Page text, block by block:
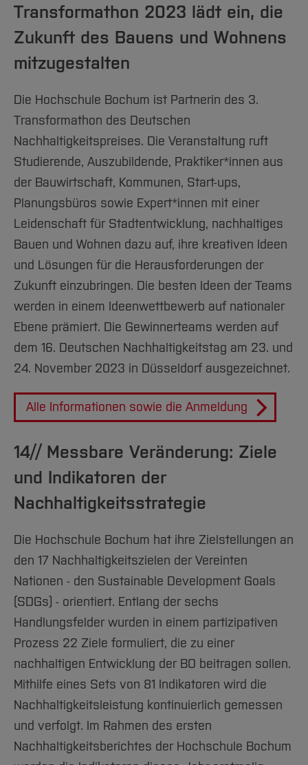
Transformathon 2023 lädt ein, die
Zukunft des Bauens und Wohnens
mitzugestalten
Die Hochschule Bochum ist Partnerin des 3.
Transformathon des Deutschen
Nachhaltigkeitspreises. Die Veranstaltung ruft
Studierende, Auszubildende, Praktiker*innen aus
der Bauwirtschaft, Kommunen, Start-ups,
Planungsbüros sowie Expert*innen mit einer
Leidenschaft für Stadtentwicklung, nachhaltiges
Bauen und Wohnen dazu auf, ihre kreativen Ideen
und Lösungen für die Herausforderungen der
Zukunft einzubringen. Die besten Ideen der Teams
werden in einem Ideenwettbewerb auf nationaler
Ebene prämiert. Die Gewinnerteams werden auf
dem 16. Deutschen Nachhaltigkeitstag am 23. und
24. November 2023 in Düsseldorf ausgezeichnet.
Alle Informationen sowie die Anmeldung
14// Messbare Veränderung: Ziele
und Indikatoren der
Nachhaltigkeitsstrategie
Die Hochschule Bochum hat ihre Zielstellungen an
den 17 Nachhaltigkeitszielen der Vereinten
Nationen - den Sustainable Development Goals
(SDGs) - orientiert. Entlang der sechs
Handlungsfelder wurden in einem partizipativen
Prozess 22 Ziele formuliert, die zu einer
nachhaltigen Entwicklung der BO beitragen sollen.
Mithilfe eines Sets von 81 Indikatoren wird die
Nachhaltigkeitsleistung kontinuierlich gemessen
und verfolgt. Im Rahmen des ersten
Nachhaltigkeitsberichtes der Hochschule Bochum